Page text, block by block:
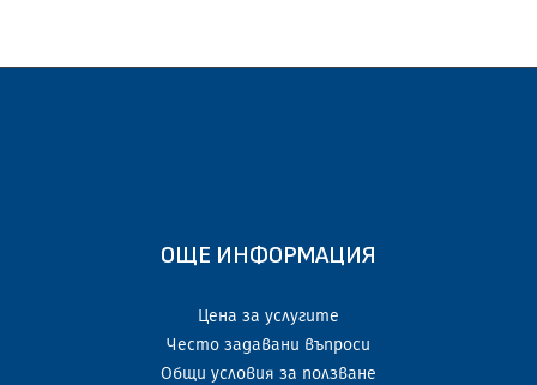
ОЩЕ ИНФОРМАЦИЯ
Цена за услугите
Често задавани въпроси
Общи условия за ползване